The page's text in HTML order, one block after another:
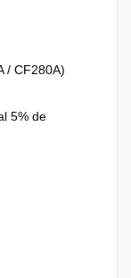
/ CF280A)
5% de